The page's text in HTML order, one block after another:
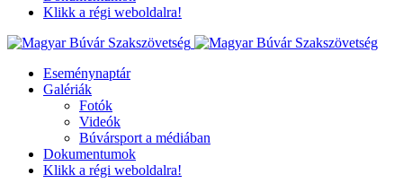
Klikk a régi weboldalra!
Eseménynaptár
Galériák
Fotók
Videók
Búvársport a médiában
Dokumentumok
Klikk a régi weboldalra!